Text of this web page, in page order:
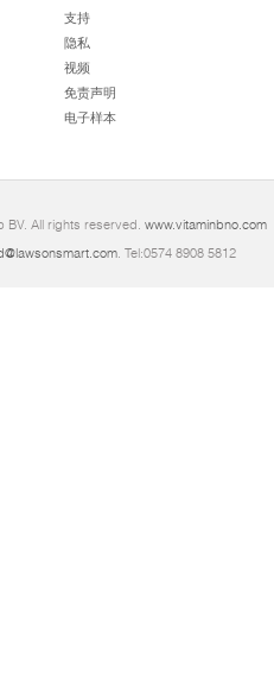
支持
隐私
视频
免责声明
电子样本
BV. All rights reserved. www.vitaminbno.com
. Tel:0574 8908 5812